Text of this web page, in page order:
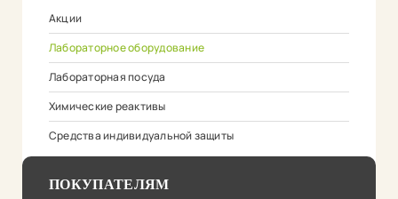
Акции
Лабораторное оборудование
Лабораторная посуда
Химические реактивы
Средства индивидуальной защиты
ПОКУПАТЕЛЯМ